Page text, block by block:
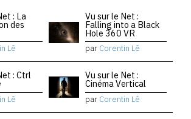
: La
des
Lê
Vu sur le Net :
Falling into a Black
Hole 360 VR
par Corentin Lê
: Ctrl
Lê
Vu sur le Net :
Cinéma Vertical
par Corentin Lê